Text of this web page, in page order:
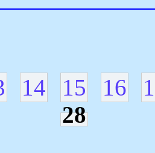
14 15 16
28